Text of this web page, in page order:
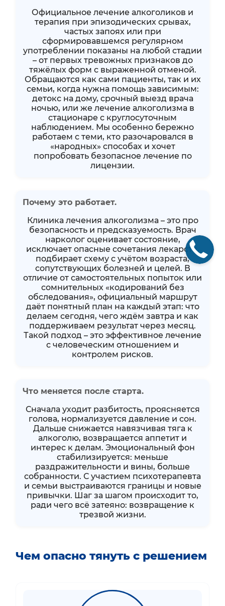
Официальное лечение алкоголиков и
терапия при эпизодических срывах,
частых запоях или при
сформировавшемся регулярном
употреблении показаны на любой стадии
– от первых тревожных признаков до
тяжёлых форм с выраженной отменой.
Обращаются как сами пациенты, так и их
семьи, когда нужна помощь зависимым:
детокс на дому, срочный выезд врача
ночью, или же лечение алкоголизма в
стационаре с круглосуточным
наблюдением. Мы особенно бережно
работаем с теми, кто разочаровался в
«народных» способах и хочет
попробовать безопасное лечение по
лицензии.
Почему это работает.
Клиника лечения алкоголизма – это про
безопасность и предсказуемость. Врач
нарколог оценивает состояние,
исключает опасные сочетания лекарств,
подбирает схему с учётом возраста,
сопутствующих болезней и целей. В
отличие от самостоятельных попыток или
сомнительных «кодирований без
обследования», официальный маршрут
даёт понятный план на каждый этап: что
делаем сегодня, чего ждём завтра и как
поддерживаем результат через месяц.
Такой подход – это эффективное лечение
с человеческим отношением и
контролем рисков.
Что меняется после старта.
Сначала уходит разбитость, проясняется
голова, нормализуется давление и сон.
Дальше снижается навязчивая тяга к
алкоголю, возвращается аппетит и
интерес к делам. Эмоциональный фон
стабилизируется: меньше
раздражительности и вины, больше
собранности. С участием психотерапевта
и семьи выстраиваются границы и новые
привычки. Шаг за шагом происходит то,
ради чего всё затеяно: возвращение к
трезвой жизни.
Чем опасно тянуть с решением